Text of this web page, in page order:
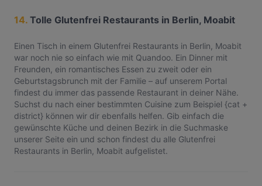
14. Tolle Glutenfrei Restaurants in Berlin, Moabit
Einen Tisch in einem Glutenfrei Restaurants in Berlin, Moabit
war noch nie so einfach wie mit Quandoo. Ein Dinner mit
Freunden, ein romantisches Essen zu zweit oder ein
Geburtstagsbrunch mit der Familie – auf unserem Portal
findest du immer das passende Restaurant in deiner Nähe.
Suchst du nach einer bestimmten Cuisine zum Beispiel {cat +
district} können wir dir ebenfalls helfen. Gib einfach die
gewünschte Küche und deinen Bezirk in die Suchmaske
unserer Seite ein und schon findest du alle Glutenfrei
Restaurants in Berlin, Moabit aufgelistet.